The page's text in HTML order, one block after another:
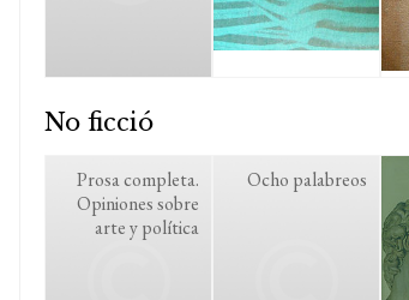
No ficció
Prosa completa.
Opiniones sobre
arte y política
Ocho palabreos